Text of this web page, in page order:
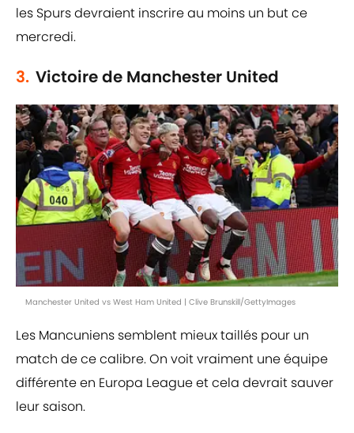
les Spurs devraient inscrire au moins un but ce
mercredi.
3. Victoire de Manchester United
Manchester United vs West Ham United | Clive Brunskill/GettyImages
Les Mancuniens semblent mieux taillés pour un
match de ce calibre. On voit vraiment une équipe
différente en Europa League et cela devrait sauver
leur saison.